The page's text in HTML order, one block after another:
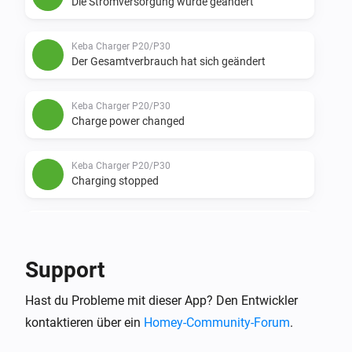
Keba Charger P20/P30
Der Gesamtverbrauch hat sich geändert
Keba Charger P20/P30
Charge power changed
Keba Charger P20/P30
Charging stopped
Die Stromversorgung wurde geändert
Support
Hast du Probleme mit dieser App? Den Entwickler
kontaktieren über ein Homey-Community-Forum.